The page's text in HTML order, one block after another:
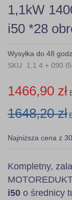
the
beginning
of
the
gallery
1,1kW
i50 *28
Wysyłka do 48
SKU
1,1 4 + 090
1466,90 zł
1648,20 zł
Najniższa cena z
Kompletny,
i50 o średnicy